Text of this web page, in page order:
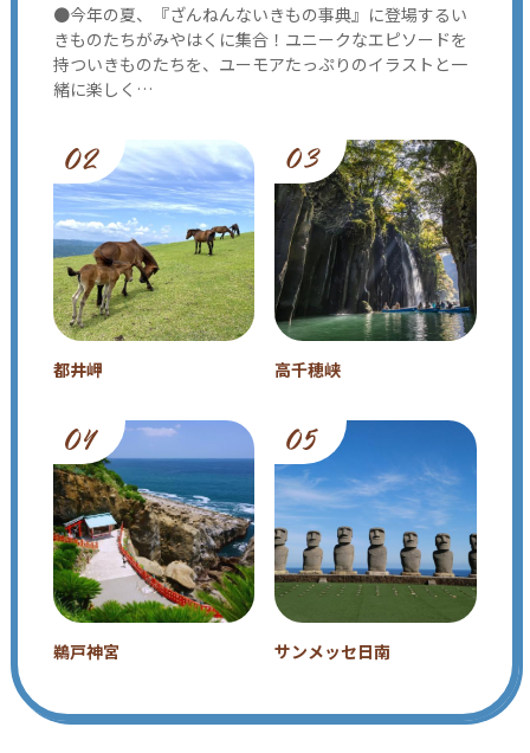
●今年の夏、『ざんねんないきもの事典』に登場するい
きものたちがみやはくに集合！ユニークなエピソードを
持ついきものたちを、ユーモアたっぷりのイラストと一
緒に楽しく…
都井岬 高千穂峡
鵜戸神宮 サンメッセ日南